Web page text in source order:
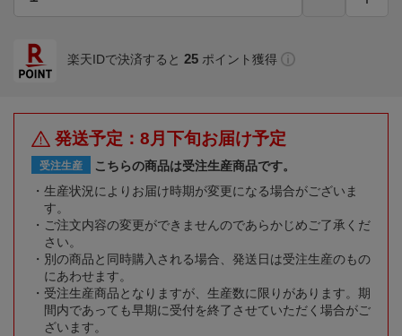
楽天IDで決済すると 25 ポイント獲得
発送予定：8月下旬お届け予定
受注生産
こちらの商品は受注生産商品です。
生産状況によりお届け時期が変更になる場合がございま
す。
ご注文内容の変更ができませんのであらかじめご了承くだ
さい。
別の商品と同時購入される場合、発送日は受注生産のもの
にあわせます。
受注生産商品となりますが、生産数に限りがあります。期
間内であっても早期に受付を終了させていただく場合がご
ざいます。